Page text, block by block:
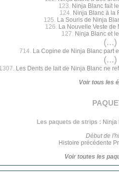
123. Ninja Blanc fait
124. Ninja Blanc à la
125. La Souris de Ninja
126. La Nouvelle Veste de
127. Ninja Blanc et
(...)
714. La Copine de Ninja Blanc part
(...)
1307. Les Dents de lait de Ninja Blanc ne
Voir tous les
Les paquets de strips : Ninja
Début de
Histoire précédente
Voir toutes les